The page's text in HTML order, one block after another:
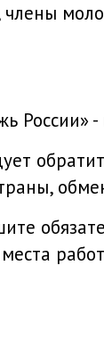
России» -